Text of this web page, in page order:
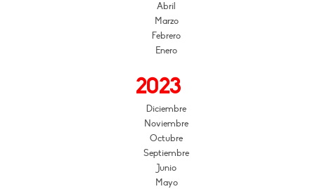
Abril
Marzo
Febrero
Enero
2023
Diciembre
Noviembre
Octubre
Septiembre
Junio
Mayo